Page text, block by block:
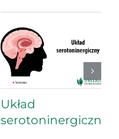
Układ
serotoninergiczny